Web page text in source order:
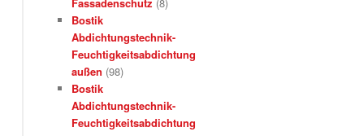
Bostik
Abdichtungstechnik-
Feuchtigkeitsabdichtung
außen (98)
Bostik
Abdichtungstechnik-
Feuchtigkeitsabdichtung